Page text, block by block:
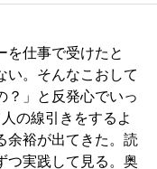
を仕事で受けたと
い。そんなこおして
？」と反発心でいっ
の線引きをするよ
余裕が出てきた。読
つ実践して見る。奥